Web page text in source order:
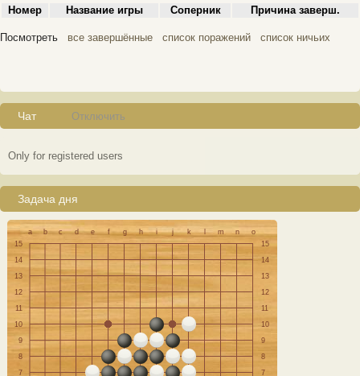
Номер Название игры Соперник Причина заверш.
Посмотреть все завершённые список поражений список ничьих
Чат Отключить
Only for registered users
Задача дня
a b c d e f g h i j k l m n
o
15
15
14
14
13
13
12
12
11
11
10
10
9
9
8
8
7
7